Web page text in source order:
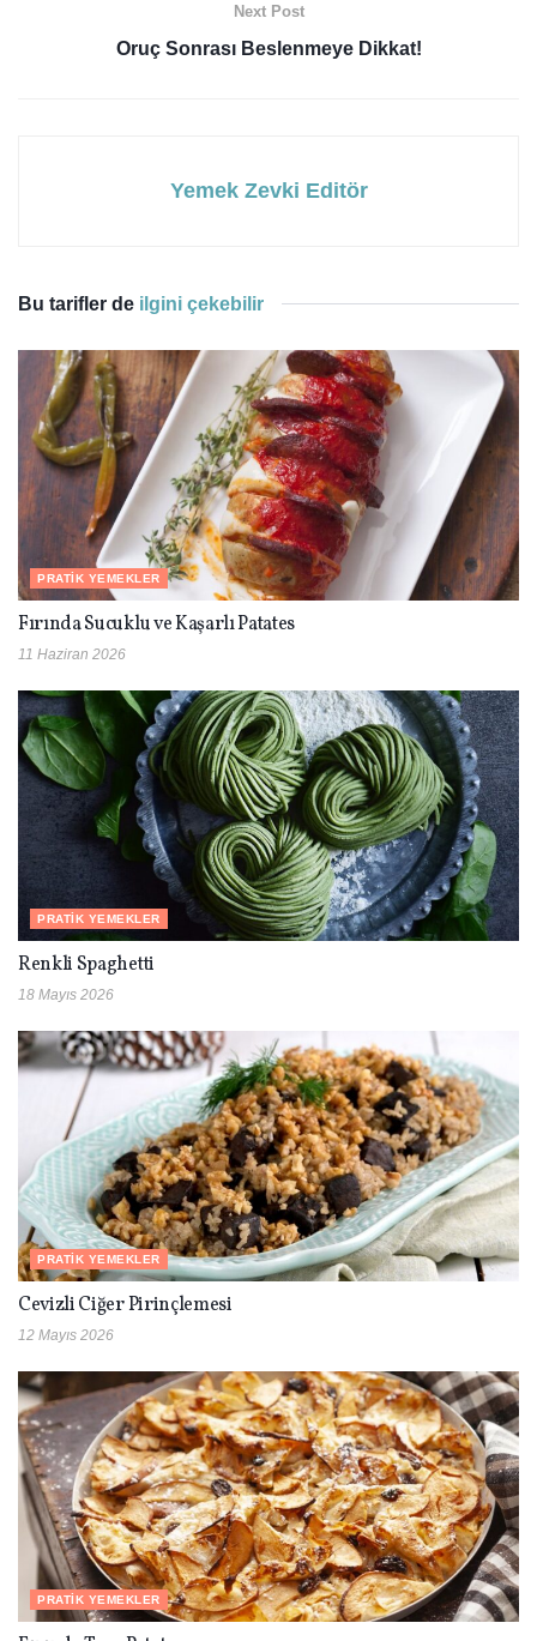
Next Post
Oruç Sonrası Beslenmeye Dikkat!
Yemek Zevki Editör
Bu tarifler de ilgini çekebilir
PRATIK YEMEKLER
Fırında Sucuklu ve Kaşarlı Patates
11 Haziran 2026
PRATIK YEMEKLER
Renkli Spaghetti
18 Mayıs 2026
PRATIK YEMEKLER
Cevizli Ciğer Pirinçlemesi
12 Mayıs 2026
PRATIK YEMEKLER